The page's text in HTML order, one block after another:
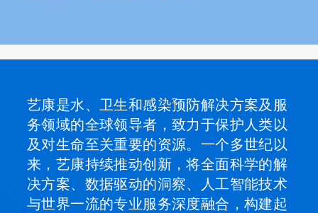
艺康是水、卫生和感染预防解决方案及服
务领域的全球领导者，致力于保护人类以
及对生命至关重要的资源。一个多世纪以
来，艺康持续推动创新，将全面科学的解
决方案、数据驱动的洞察、人工智能技术
与世界一流的专业服务深度融合，构建起